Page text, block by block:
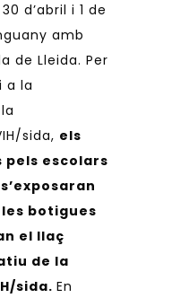
d’abril i 1 de
amb
de Lleida. Per
a la
sida, els
escolars
botigues
el llaç
de la
sida. En